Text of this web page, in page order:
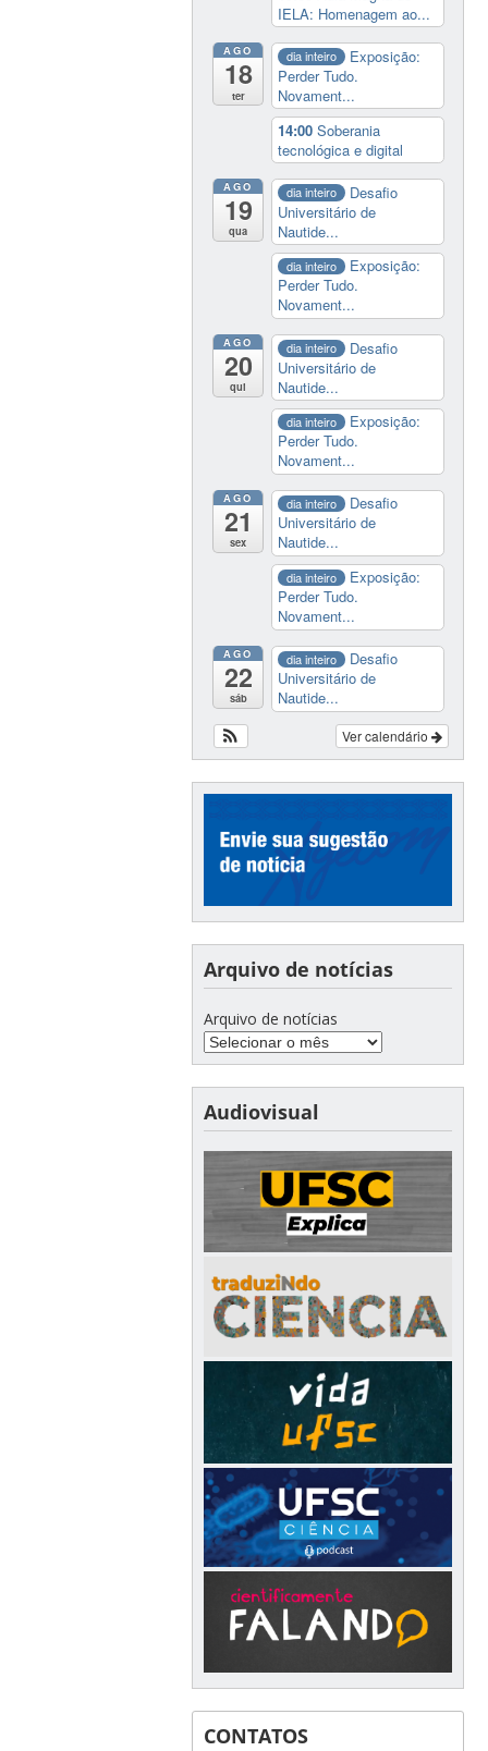
IELA: Homenagem ao...
AGO
18
ter
dia inteiro
Exposição:
Perder Tudo.
Novament...
14:00Soberania
tecnológica e digital
AGO
19
qua
dia inteiro
Desafio
Universitário de
Nautide...
dia inteiro
Exposição:
Perder Tudo.
Novament...
AGO
20
qui
dia inteiro
Desafio
Universitário de
Nautide...
dia inteiro
Exposição:
Perder Tudo.
Novament...
AGO
21
sex
dia inteiro
Desafio
Universitário de
Nautide...
dia inteiro
Exposição:
Perder Tudo.
Novament...
AGO
22
sáb
dia inteiro
Desafio
Universitário de
Nautide...
Ver calendário
Arquivo de notícias
Arquivo de notícias
Audiovisual
CONTATOS